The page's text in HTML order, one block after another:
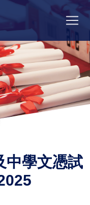
中學文憑試